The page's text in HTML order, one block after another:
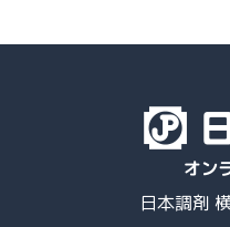
日本調剤